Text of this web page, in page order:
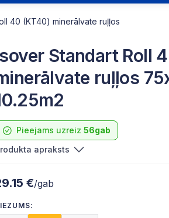
40 (KT40) minerālvate ruļļos
Standart Roll
ruļļos
Pieejams uzreiz 56gab
apraksts
€/gab